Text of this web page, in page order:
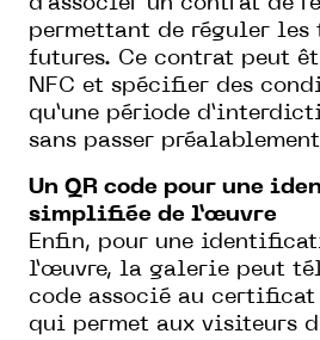
d’associer un contrat de
permettant de réguler les
futures. Ce contrat peut
NFC et spécifier des
qu’une période
sans passer
Un QR code pour une
simplifiée de l’œuvre
Enfin, pour une
l’œuvre, la galerie peut
code associé au certificat
qui permet aux visiteurs